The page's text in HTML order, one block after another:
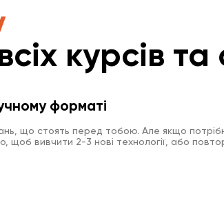
курсів та
форматі
що стоять перед тобою. Але якщо
вивчити 2-3 нові технології, або